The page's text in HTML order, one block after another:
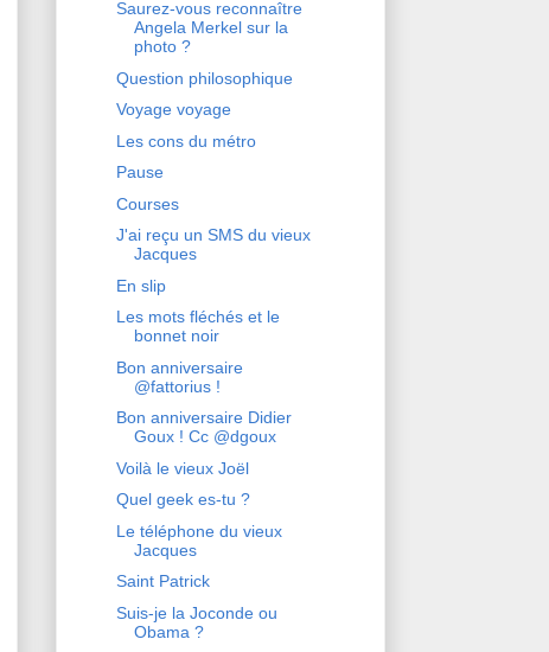
Saurez-vous reconnaître
Angela Merkel sur la
photo ?
Question philosophique
Voyage voyage
Les cons du métro
Pause
Courses
J'ai reçu un SMS du vieux
Jacques
En slip
Les mots fléchés et le
bonnet noir
Bon anniversaire
@fattorius !
Bon anniversaire Didier
Goux ! Cc @dgoux
Voilà le vieux Joël
Quel geek es-tu ?
Le téléphone du vieux
Jacques
Saint Patrick
Suis-je la Joconde ou
Obama ?